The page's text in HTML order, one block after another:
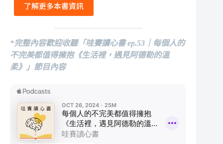
了解更多本書資訊
*完整內容歡迎收聽「哇賽讀心書 ep.53｜每個人的
不完美都值得擁抱《生活裡，遇見阿德勒的溫
柔》」節目內容